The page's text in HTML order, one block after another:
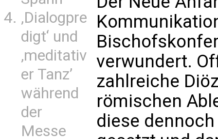
‚Dialogpre
digt‘ und
‚meditativ
er Tanz’
während
der
Messe
verwundert.
zahlreiche
römischen
diese